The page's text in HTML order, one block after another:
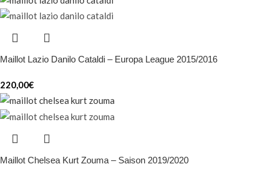
Maillot Lazio Danilo Cataldi – Europa League 2015/2016
220,00€
Maillot Chelsea Kurt Zouma – Saison 2019/2020